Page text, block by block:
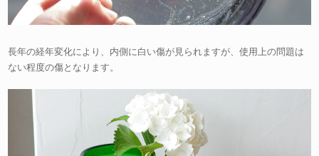
長年の経年変化により、内側に白い傷が見られますが、使用上の問題は
ない程度の傷となります。